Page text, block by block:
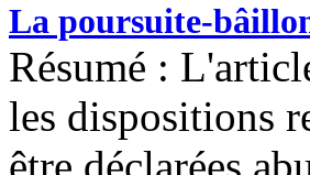
La poursuite-
Résumé :
les dispositions
être déclarées